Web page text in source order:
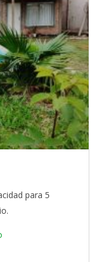
para 5